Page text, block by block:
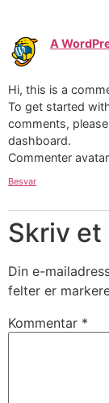
A
Hi, this is a
To get started
comments,
dashboard.
Commenter
Besvar
Skriv et
Din e-
felter er
Kommentar *